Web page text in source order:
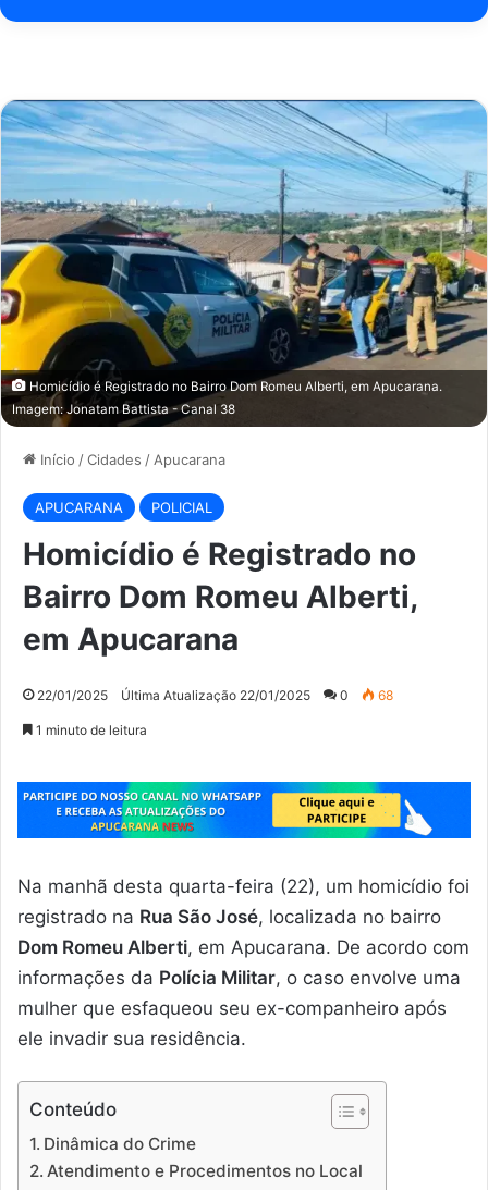
Homicídio é Registrado no Bairro Dom Romeu Alberti, em Apucarana.
Imagem: Jonatam Battista - Canal 38
Início /Cidades /Apucarana
APUCARANA POLICIAL
Homicídio é Registrado no
Bairro Dom Romeu Alberti,
em Apucarana
22/01/2025 Última Atualização 22/01/2025 0 68
1 minuto de leitura
Na manhã desta quarta-feira (22), um homicídio foi
registrado na Rua São José, localizada no bairro
Dom Romeu Alberti, em Apucarana. De acordo com
informações da Polícia Militar, o caso envolve uma
mulher que esfaqueou seu ex-companheiro após
ele invadir sua residência.
Conteúdo
Dinâmica do Crime
Atendimento e Procedimentos no Local